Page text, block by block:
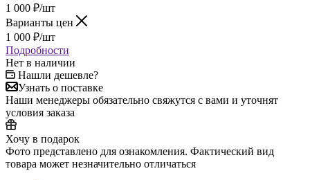
1 000 ₽/шт
Варианты цен
1 000 ₽/шт
Подробности
Нет в наличии
Нашли дешевле?
Узнать о поставке
Наши менеджеры обязательно свяжутся с вами и уточнят
условия заказа
Хочу в подарок
Фото представлено для ознакомления. Фактический вид
товара может незначительно отличаться